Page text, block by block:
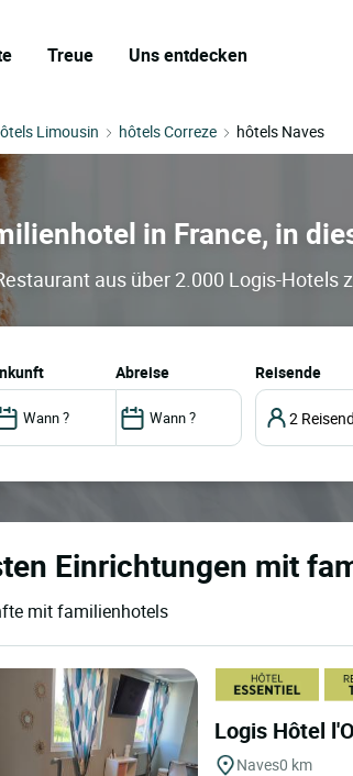
Treue Uns entdecken
Limousin hôtels Correze hôtels Naves
in France, in
aus über 2.000 Logis-Hotels
ankunft abreise Reisende
2
Einrichtungen mit
mit familienhotels
Logis Hôtel
Naves0 km